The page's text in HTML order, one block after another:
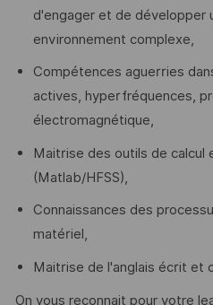
d'engager et de développer
environnement complexe,
Compétences aguerries
actives, hyperfréquences,
électromagnétique,
Maitrise des outils de calcul
(Matlab/HFSS),
Connaissances des
matériel,
Maitrise de l'anglais écrit et
On vous reconnait pour votre